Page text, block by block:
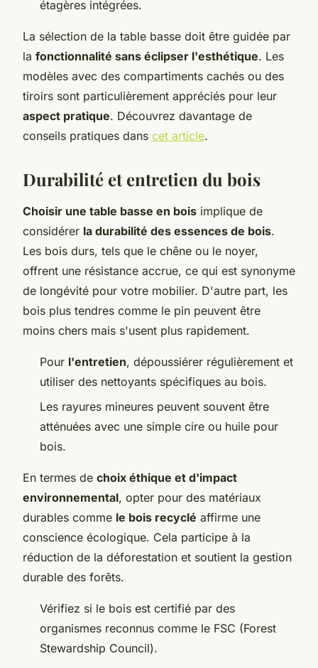
étagères intégrées.
La sélection de la table basse doit être guidée par
la fonctionnalité sans éclipser l'esthétique. Les
modèles avec des compartiments cachés ou des
tiroirs sont particulièrement appréciés pour leur
aspect pratique. Découvrez davantage de
conseils pratiques dans cet article.
Durabilité et entretien du bois
Choisir une table basse en bois implique de
considérer la durabilité des essences de bois.
Les bois durs, tels que le chêne ou le noyer,
offrent une résistance accrue, ce qui est synonyme
de longévité pour votre mobilier. D'autre part, les
bois plus tendres comme le pin peuvent être
moins chers mais s'usent plus rapidement.
Pour l'entretien, dépoussiérer régulièrement et
utiliser des nettoyants spécifiques au bois.
Les rayures mineures peuvent souvent être
atténuées avec une simple cire ou huile pour
bois.
En termes de choix éthique et d'impact
environnemental, opter pour des matériaux
durables comme le bois recyclé affirme une
conscience écologique. Cela participe à la
réduction de la déforestation et soutient la gestion
durable des forêts.
Vérifiez si le bois est certifié par des
organismes reconnus comme le FSC (Forest
Stewardship Council).